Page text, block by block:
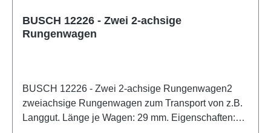
BUSCH 12226 - Zwei 2-achsige
Rungenwagen
BUSCH 12226 - Zwei 2-achsige Rungenwagen2
zweiachsige Rungenwagen zum Transport von z.B.
Langgut. Länge je Wagen: 29 mm. Eigenschaften: